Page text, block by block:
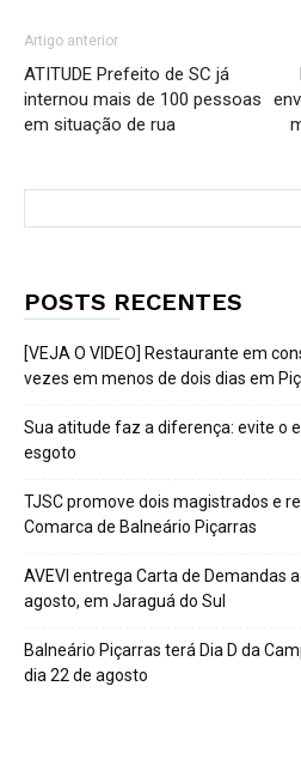
Artigo anterior
ATITUDE Prefeito de SC já
internou mais de 100 pessoas
em situação de rua
POSTS RECENTES
[VEJA O VIDEO] Restaurante em
vezes em menos de dois dias em
Sua atitude faz a diferença: evite o
esgoto
TJSC promove dois magistrados e
Comarca de Balneário Piçarras
AVEVI entrega Carta de Demandas
agosto, em Jaraguá do Sul
Balneário Piçarras terá Dia D da
dia 22 de agosto